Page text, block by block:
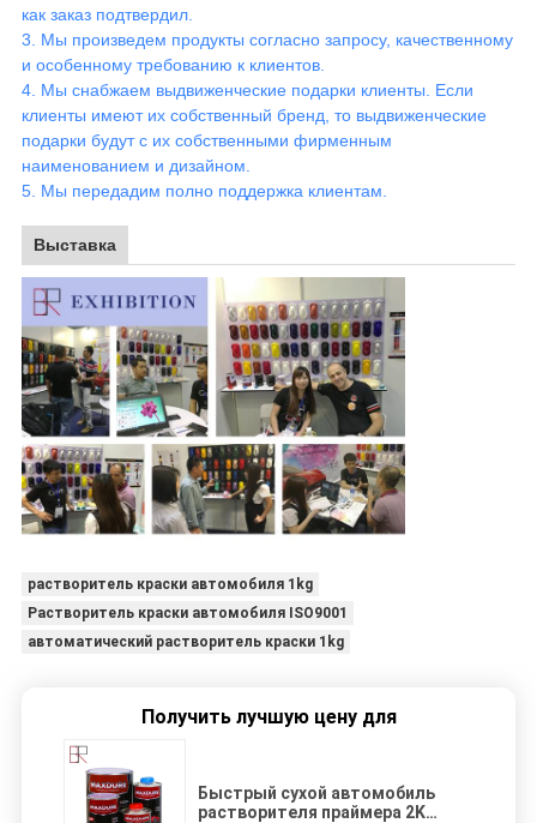
как заказ подтвердил.
3. Мы произведем продукты согласно запросу, качественному
и особенному требованию к клиентов.
4. Мы снабжаем выдвиженческие подарки клиенты. Если
клиенты имеют их собственный бренд, то выдвиженческие
подарки будут с их собственными фирменным
наименованием и дизайном.
5. Мы передадим полно поддержка клиентам
Выставка
растворитель краски автомобиля 1kg
Растворитель краски автомобиля ISO9001
автоматический растворитель краски 1kg
Получить лучшую цену для
Быстрый сухой автомобиль
растворителя праймера 2K